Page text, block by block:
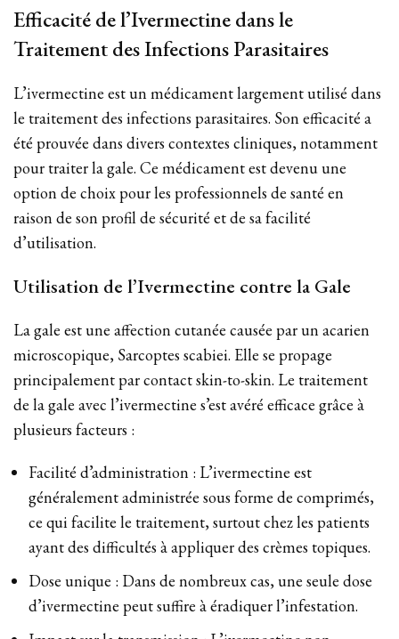
Efficacité de l’Ivermectine dans le
Traitement des Infections Parasitaires
L’ivermectine est un médicament largement utilisé dans
le traitement des infections parasitaires. Son efficacité a
été prouvée dans divers contextes cliniques, notamment
pour traiter la gale. Ce médicament est devenu une
option de choix pour les professionnels de santé en
raison de son profil de sécurité et de sa facilité
d’utilisation.
Utilisation de l’Ivermectine contre la Gale
La gale est une affection cutanée causée par un acarien
microscopique, Sarcoptes scabiei. Elle se propage
principalement par contact skin-to-skin. Le traitement
de la gale avec l’ivermectine s’est avéré efficace grâce à
plusieurs facteurs :
Facilité d’administration : L’ivermectine est
généralement administrée sous forme de comprimés,
ce qui facilite le traitement, surtout chez les patients
ayant des difficultés à appliquer des crèmes topiques.
Dose unique : Dans de nombreux cas, une seule dose
d’ivermectine peut suffire à éradiquer l’infestation.